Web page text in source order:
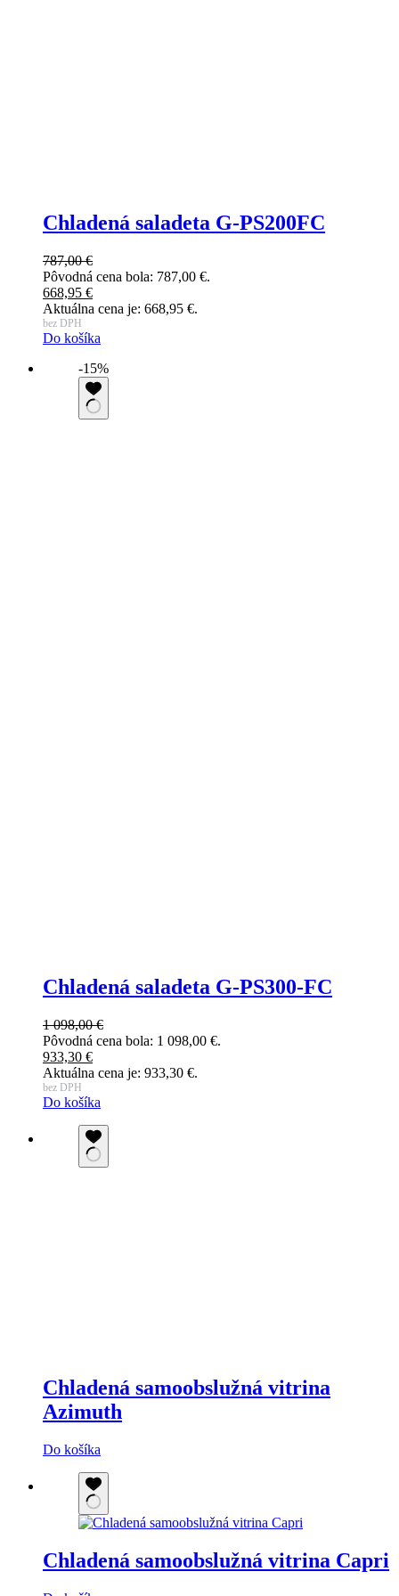
Chladená saladeta G-PS200FC
787,00€
Pôvodná cena bola: 787,00 €.
668,95 €
Aktuálna cena je: 668,95 €.
bez DPH
Do košíka
-15%
Chladená saladeta G-PS300-FC
1 098,00€
Pôvodná cena bola: 1 098,00 €.
933,30 €
Aktuálna cena je: 933,30 €.
bez DPH
Do košíka
Chladená samoobslužná vitrina
Azimuth
Do košíka
Chladená samoobslužná vitrina Capri